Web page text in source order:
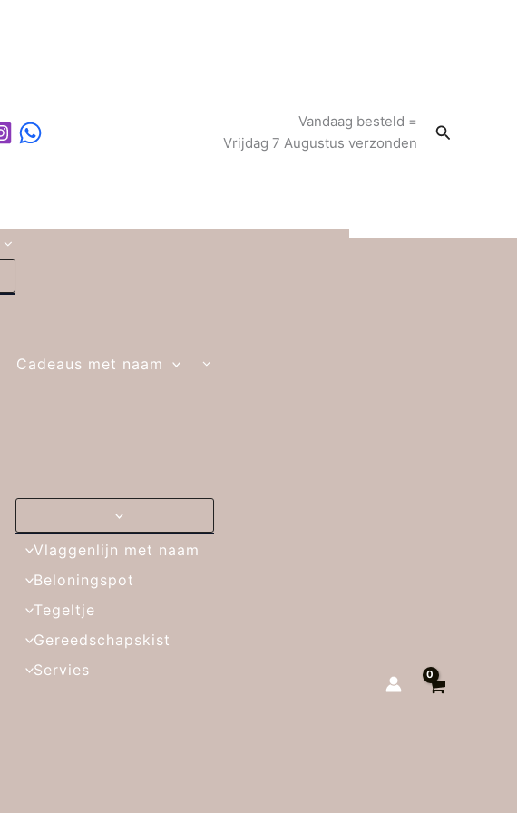
Vandaag besteld =
Vrijdag 7 Augustus verzonden
Zoeken
Cadeaus met naam
Vlaggenlijn met naam
Beloningspot
Tegeltje
Gereedschapskist
Servies